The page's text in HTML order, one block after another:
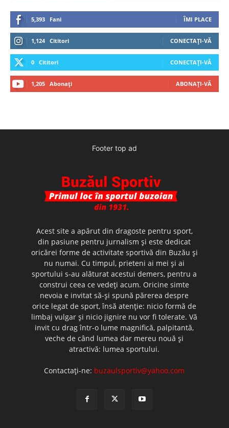
5,393 Fani ÎMI PLACE
1,124 Cititori CONECTAȚI-VĂ
0 Cititori CONECTAȚI-VĂ
1,205 Abonați ABONAȚI-VĂ
Footer top ad
Acest site a apărut din dragoste pentru sport,
din pasiune pentru jurnalism şi este dedicat
oricărei forme de activitate sportivă din Buzău şi
nu numai. Cu timpul, prieteni ai mei şi ai
sportului s-au alăturat acestui demers, pentru a
construi ceea ce vedeţi acum. Oricine simte
nevoia e invitat să-şi spună părerea despre
orice legat de sport, însă atenţie: nicio formă de
limbaj vulgar şi nicio jignire nu vor fi tolerate. Vă
invit cu drag într-o lume magnifică, palpitantă,
veche de când lumea dar mereu nouă şi
atractivă: lumea sportului.
Contactați-ne: buzaulsportiv@yahoo.com